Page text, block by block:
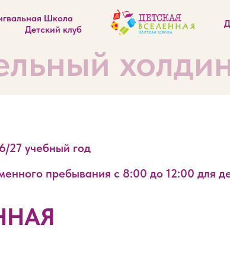
Школа
Детский клуб
27 учебный год
пребывания с 8:00 до 12:00 для